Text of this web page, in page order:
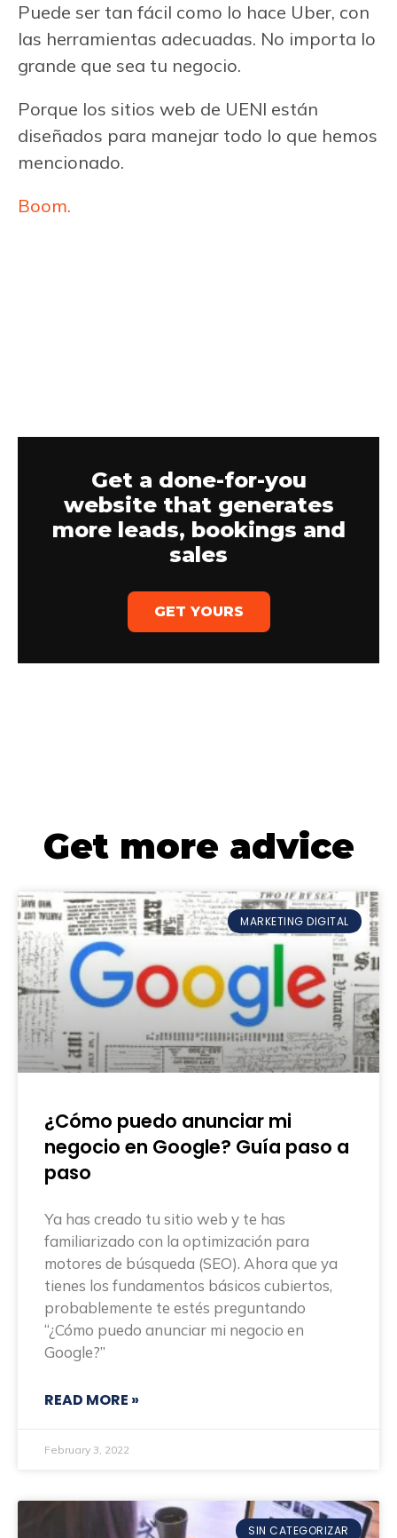
Puede ser tan fácil como lo hace Uber, con
las herramientas adecuadas. No importa lo
grande que sea tu negocio.
Porque los sitios web de UENI están
diseñados para manejar todo lo que hemos
mencionado.
Boom.
Get a done-for-you
website that generates
more leads, bookings and
sales
GET YOURS
Get more advice
MARKETING DIGITAL
¿Cómo puedo anunciar mi
negocio en Google? Guía paso a
paso
Ya has creado tu sitio web y te has
familiarizado con la optimización para
motores de búsqueda (SEO). Ahora que ya
tienes los fundamentos básicos cubiertos,
probablemente te estés preguntando
“¿Cómo puedo anunciar mi negocio en
Google?”
READ MORE »
February 3, 2022
SIN CATEGORIZAR